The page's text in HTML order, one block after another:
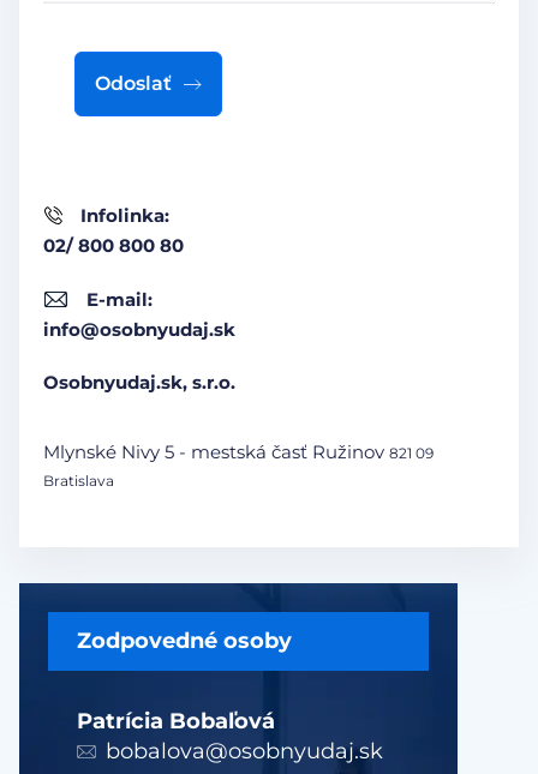
Zodpovedné osoby
Patrícia Bobaľová
bobalova@osobnyudaj.sk
Infolinka:
02/ 800 800 80
E-mail:
info@osobnyudaj.sk
Osobnyudaj.sk, s.r.o.
Mlynské Nivy 5 - mestská časť Ružinov 821 09
Bratislava
Odoslať